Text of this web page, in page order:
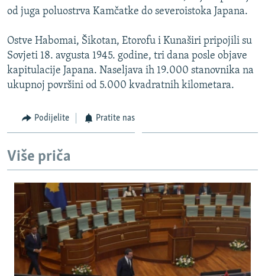
TRI DECENIJE OD RATA U BIH
SVE KARTE DEJTONA
NASTANAK I RASPAD JUGOSLAVIJE
od juga poluostrva Kamčatke do severoistoka Japana.
Ostve Habomai, Šikotan, Etorofu i Kunaširi pripojili su
Sovjeti 18. avgusta 1945. godine, tri dana posle objave
kapitulacije Japana. Naseljava ih 19.000 stanovnika na
ukupnoj površini od 5.000 kvadratnih kilometara.
Podijelite Pratite nas
Više priča